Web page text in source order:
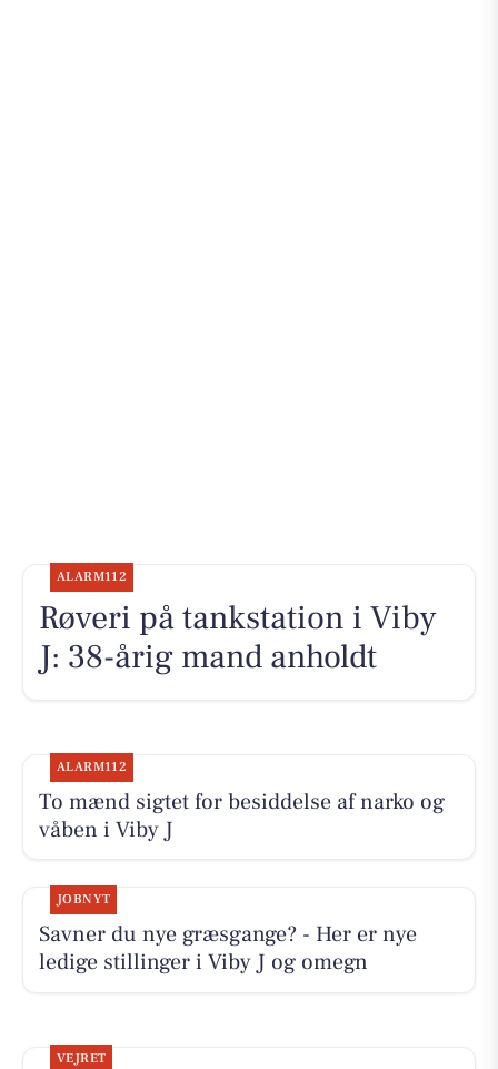
ALARM112
Røveri på tankstation i Viby
J: 38-årig mand anholdt
ALARM112
To mænd sigtet for besiddelse af narko og
våben i Viby J
JOBNYT
Savner du nye græsgange? - Her er nye
ledige stillinger i Viby J og omegn
VEJRET